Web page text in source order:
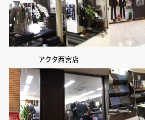
アクタ西宮店